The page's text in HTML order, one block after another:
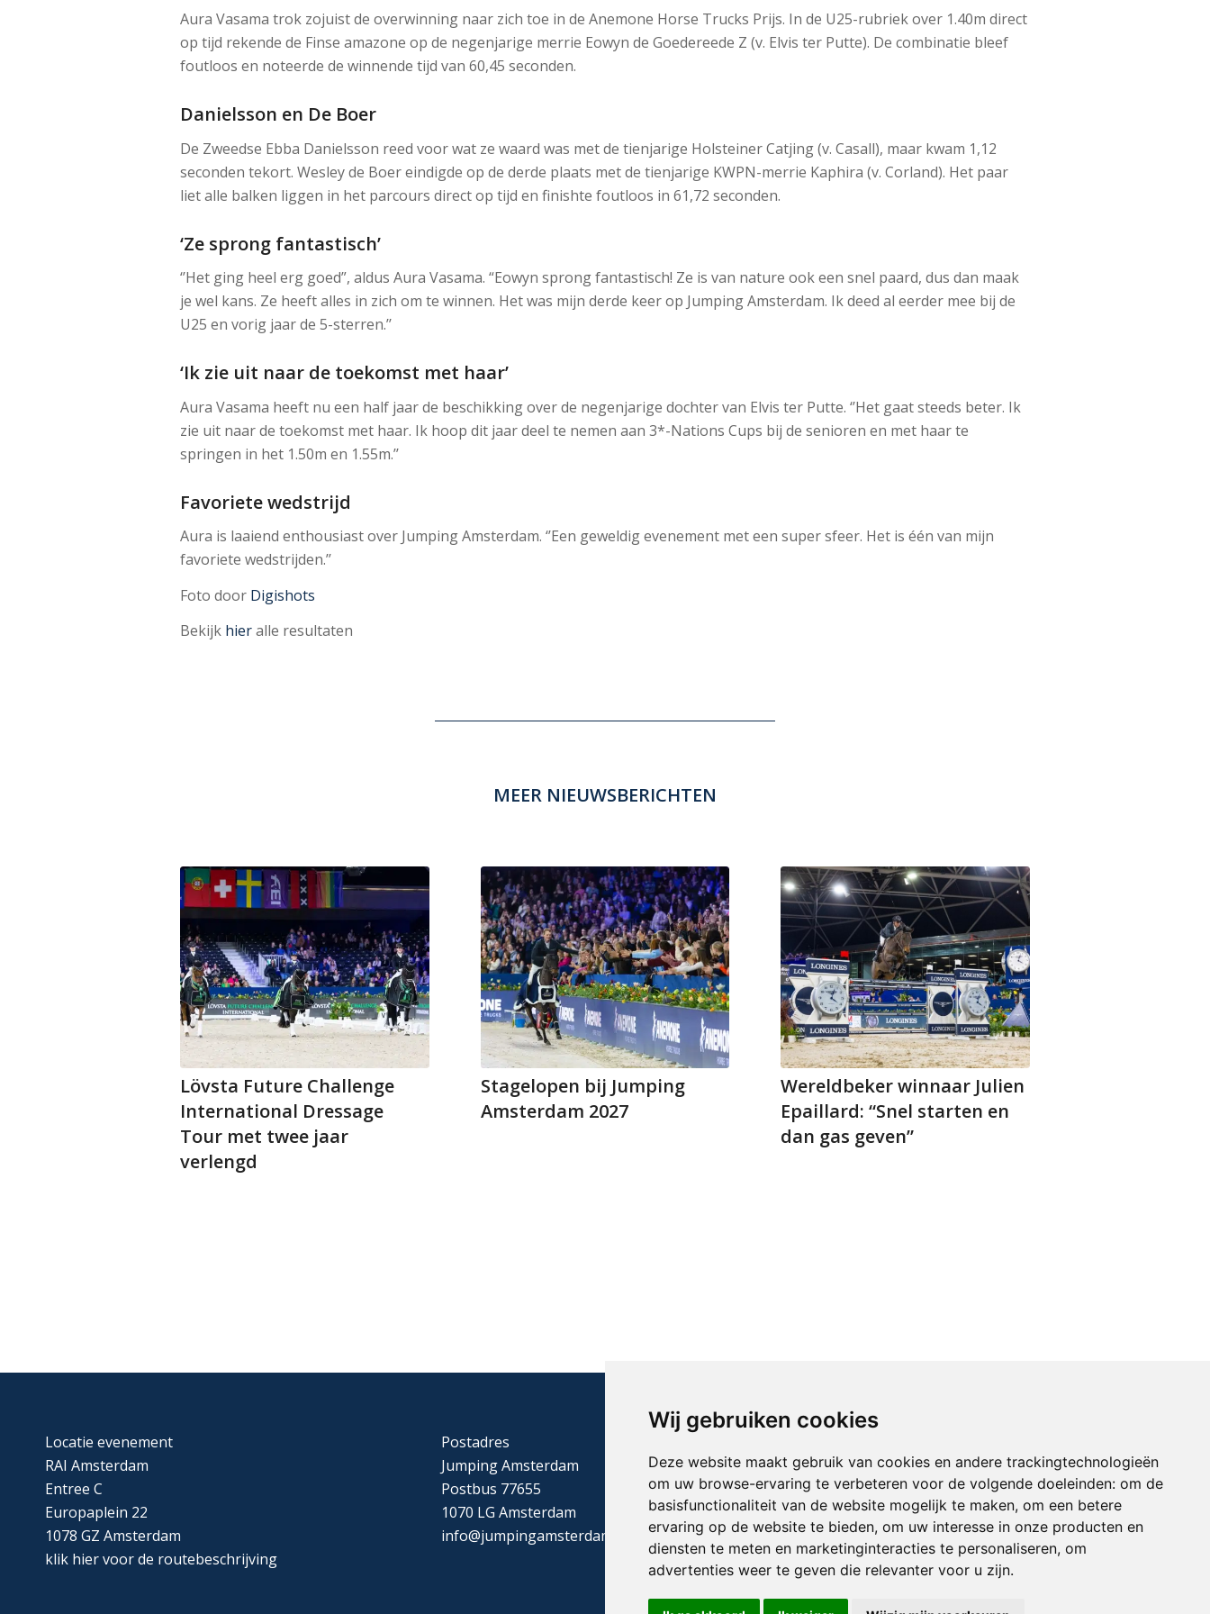
Wij gebruiken cookies
Deze website maakt gebruik van cookies en andere trackingtechnologieën
om uw browse-ervaring te verbeteren voor de volgende doeleinden: om de
basisfunctionaliteit van de website mogelijk te maken, om een betere
ervaring op de website te bieden, om uw interesse in onze producten en
diensten te meten en marketinginteracties te personaliseren, om
advertenties weer te geven die relevanter voor u zijn.
Aura Vasama trok zojuist de overwinning naar zich toe in de Anemone Horse Trucks Prijs. In de U25-rubriek over 1.40m direct
op tijd rekende de Finse amazone op de negenjarige merrie Eowyn de Goedereede Z (v. Elvis ter Putte). De combinatie bleef
foutloos en noteerde de winnende tijd van 60,45 seconden.
Danielsson en De Boer
De Zweedse Ebba Danielsson reed voor wat ze waard was met de tienjarige Holsteiner Catjing (v. Casall), maar kwam 1,12
seconden tekort. Wesley de Boer eindigde op de derde plaats met de tienjarige KWPN-merrie Kaphira (v. Corland). Het paar
liet alle balken liggen in het parcours direct op tijd en finishte foutloos in 61,72 seconden.
‘Ze sprong fantastisch’
‘’Het ging heel erg goed”, aldus Aura Vasama. “Eowyn sprong fantastisch! Ze is van nature ook een snel paard, dus dan maak
je wel kans. Ze heeft alles in zich om te winnen. Het was mijn derde keer op Jumping Amsterdam. Ik deed al eerder mee bij de
U25 en vorig jaar de 5-sterren.’’
‘Ik zie uit naar de toekomst met haar’
Aura Vasama heeft nu een half jaar de beschikking over de negenjarige dochter van Elvis ter Putte. ‘’Het gaat steeds beter. Ik
zie uit naar de toekomst met haar. Ik hoop dit jaar deel te nemen aan 3*-Nations Cups bij de senioren en met haar te
springen in het 1.50m en 1.55m.’’
Favoriete wedstrijd
Aura is laaiend enthousiast over Jumping Amsterdam. ‘’Een geweldig evenement met een super sfeer. Het is één van mijn
favoriete wedstrijden.’’
Foto door Digishots
Bekijk hieralle resultaten
MEER NIEUWSBERICHTEN
Lövsta Future Challenge
International Dressage
Tour met twee jaar
verlengd
Stagelopen bij Jumping
Amsterdam 2027
Wereldbeker winnaar Julien
Epaillard: “Snel starten en
dan gas geven”
Locatie evenement
RAI Amsterdam
Entree C
Europaplein 22
1078 GZ Amsterdam
klik hiervoor de routebeschrijving
Postadres
Jumping Amsterdam
Postbus 77655
1070 LG Amsterdam
info@jumpingamsterdam.nl